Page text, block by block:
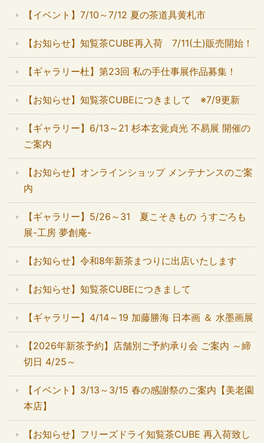
【イベント】7/10～7/12 夏の茶道具黄札市
【お知らせ】知覧茶CUBE再入荷 7/11(土)販売開始！
【ギャラリー杜】第23回 私の手仕事展作品募集！
【お知らせ】知覧茶CUBEにつきまして ※7/9更新
【ギャラリー】6/13～21 杉本玄覚貞光 不易展 開催の
ご案内
【お知らせ】オンラインショップ メンテナンスのご案
内
【ギャラリー】5/26～31 夏こそきもの うすごろも
展-工房 夢創庵-
【お知らせ】令和8年新茶まつりに出店いたします
【お知らせ】知覧茶CUBEにつきまして
【ギャラリー】4/14～19 加藤勝海 日本画 ＆ 水墨画展
【2026年新茶予約】店舗別ご予約承り会 ご案内 ～締
切日 4/25～
【イベント】3/13～3/15 春の感謝祭のご案内【美老園
本店】
【お知らせ】フリーズドライ知覧茶CUBE 再入荷致し